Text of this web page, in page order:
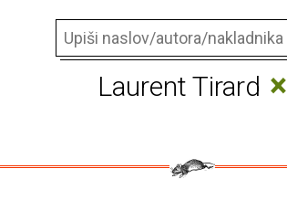
Laurent Tirard ×